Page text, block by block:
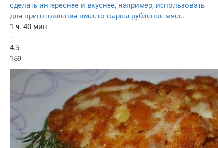
сделать интереснее и вкуснее, например, использовать
для приготовления вместо фарша рубленое мясо.
1 ч. 40 мин
–
4.5
159